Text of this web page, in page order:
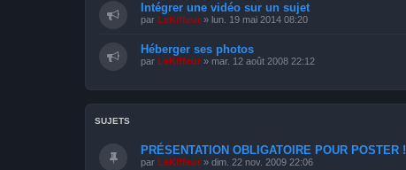
Intégrer une vidéo sur un sujet
par LeKiffeur » lun. 19 mai 2014 08:20
Héberger ses photos
par LeKiffeur » mar. 12 août 2008 22:12
SUJETS
PRÉSENTATION OBLIGATOIRE POUR POSTER !
par LeKiffeur » dim. 22 nov. 2009 22:06